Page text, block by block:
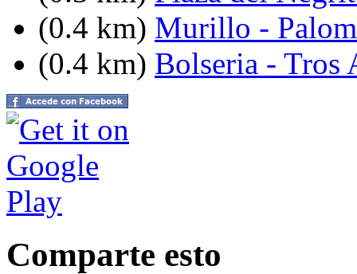
(0.4 km) Murillo -
(0.4 km) Bolseria - Tros
Comparte esto